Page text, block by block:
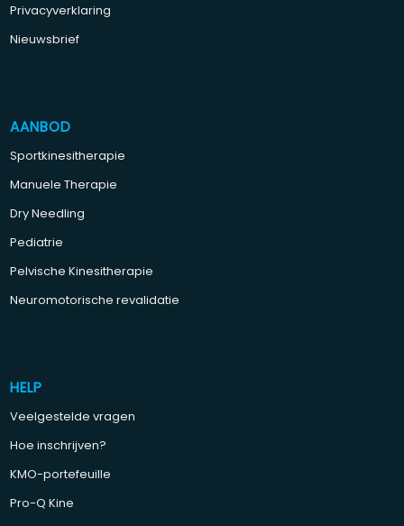
Privacyverklaring
Nieuwsbrief
AANBOD
Sportkinesitherapie
Manuele Therapie
Dry Needling
Pediatrie
Pelvische Kinesitherapie
Neuromotorische revalidatie
HELP
Veelgestelde vragen
Hoe inschrijven?
KMO-portefeuille
Pro-Q Kine